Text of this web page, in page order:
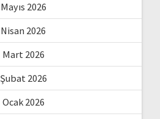
Mayıs 2026
Nisan 2026
Mart 2026
Şubat 2026
Ocak 2026